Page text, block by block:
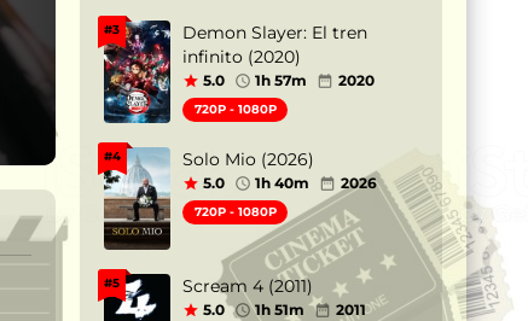
#3
Demon Slayer: El tren
infinito (2020)
5.0 1h 57m 2020
720P - 1080P
#4 Solo Mio (2026)
5.0 1h 40m 2026
720P - 1080P
#5 Scream 4 (2011)
5.0 1h 51m 2011